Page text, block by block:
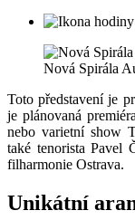
Nová Spirála
Toto představení je
je plánovaná
nebo varietní show
také tenorista Pavel
filharmonie Ostrava.
Unikátní